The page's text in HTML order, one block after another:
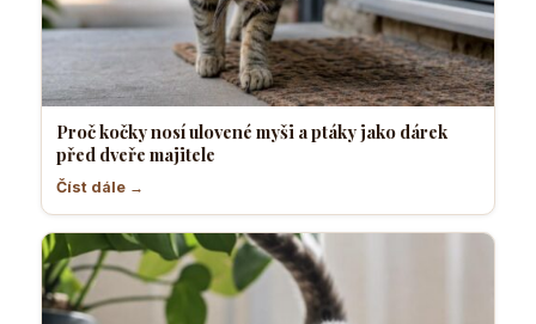
Proč kočky nosí ulovené myši a ptáky jako dárek
před dveře majitele
Číst dále →